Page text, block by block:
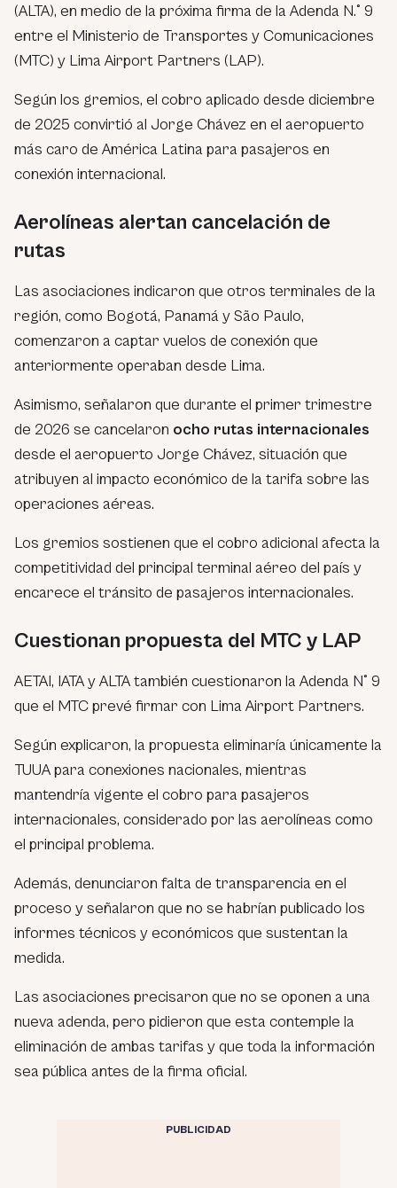
(ALTA), en medio de la próxima firma de la Adenda N.° 9
entre el Ministerio de Transportes y Comunicaciones
(MTC) y Lima Airport Partners (LAP).
Según los gremios, el cobro aplicado desde diciembre
de 2025 convirtió al Jorge Chávez en el aeropuerto
más caro de América Latina para pasajeros en
conexión internacional.
Aerolíneas alertan cancelación de
rutas
Las asociaciones indicaron que otros terminales de la
región, como Bogotá, Panamá y São Paulo,
comenzaron a captar vuelos de conexión que
anteriormente operaban desde Lima.
Asimismo, señalaron que durante el primer trimestre
de 2026 se cancelaron ocho rutas internacionales
desde el aeropuerto Jorge Chávez, situación que
atribuyen al impacto económico de la tarifa sobre las
operaciones aéreas.
Los gremios sostienen que el cobro adicional afecta la
competitividad del principal terminal aéreo del país y
encarece el tránsito de pasajeros internacionales.
Cuestionan propuesta del MTC y LAP
AETAI, IATA y ALTA también cuestionaron la Adenda N° 9
que el MTC prevé firmar con Lima Airport Partners.
Según explicaron, la propuesta eliminaría únicamente la
TUUA para conexiones nacionales, mientras
mantendría vigente el cobro para pasajeros
internacionales, considerado por las aerolíneas como
el principal problema.
Además, denunciaron falta de transparencia en el
proceso y señalaron que no se habrían publicado los
informes técnicos y económicos que sustentan la
medida.
Las asociaciones precisaron que no se oponen a una
nueva adenda, pero pidieron que esta contemple la
eliminación de ambas tarifas y que toda la información
sea pública antes de la firma oficial.
PUBLICIDAD